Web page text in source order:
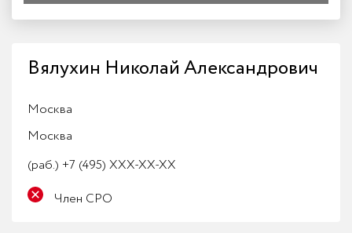
Вялухин Николай Александрович
Москва
Москва
(раб.) +7 (495) XXX-XX-XX
Член СРО